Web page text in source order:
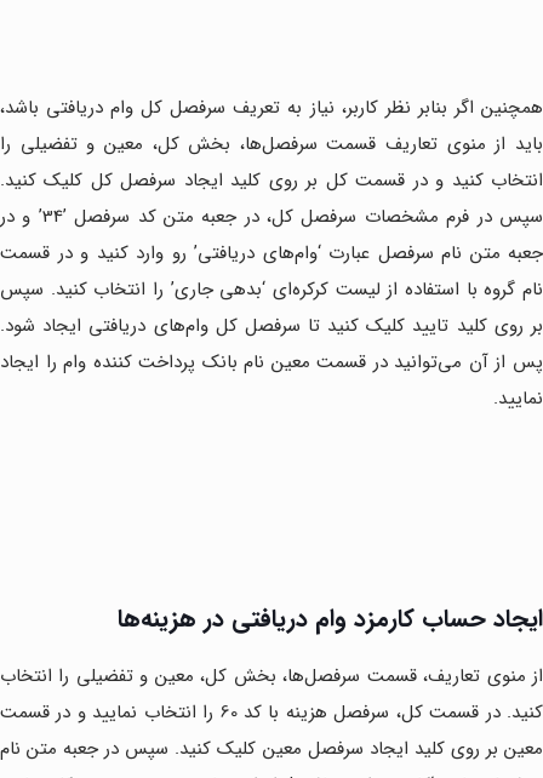
همچنین اگر بنابر نظر کاربر، نیاز به تعریف سرفصل کل وام دریافتی باشد،
باید از منوی تعاریف قسمت سرفصل‌ها، بخش کل، معین و تفضیلی را
انتخاب کنید و در قسمت کل بر روی کلید ایجاد سرفصل کل کلیک کنید.
سپس در فرم مشخصات سرفصل کل، در جعبه متن کد سرفصل ’34’ و در
جعبه متن نام سرفصل عبارت ‘وام‌های دریافتی’ رو وارد کنید و در قسمت
نام گروه با استفاده از لیست کرکره‌ای ‘بدهی جاری’ را انتخاب کنید. سپس
بر روی کلید تایید کلیک کنید تا سرفصل کل وام‌های دریافتی ایجاد شود.
پس از آن می‌توانید در قسمت معین نام بانک پرداخت کننده وام را ایجاد
نمایید.
ایجاد حساب کارمزد وام دریافتی در هزینه‌ها
از منوی تعاریف، قسمت سرفصل‌ها، بخش کل، معین و تفضیلی را انتخاب
کنید. در قسمت کل، سرفصل هزینه با کد 60 را انتخاب نمایید و در قسمت
معین بر روی کلید ایجاد سرفصل معین کلیک کنید. سپس در جعبه متن نام